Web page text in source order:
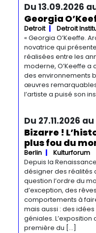
Du 13.09.2026
Georgia
Detroit
Detroit
« Georgia O’Keeffe.
novatrice qui
réalisées entre les
moderne, O’Keeffe
des environnements
œuvres
l’artiste a puisé son
Du 27.11.2026
Bizarre !
plus fou du
Berlin
Kulturforum
Depuis la
désigner des réalités
question l’ordre du
d’exception, des
comportements à
mais aussi : des
géniales.
première du […]